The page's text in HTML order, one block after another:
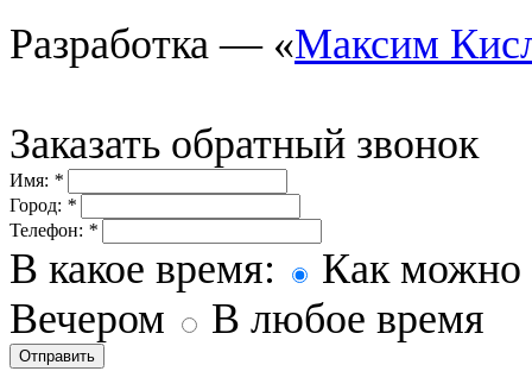
Разработка — «Максим
Заказать обратный звонок
Имя: *
Город: *
Телефон: *
В какое время:
Как можно
Вечером
В любое время
Отправить